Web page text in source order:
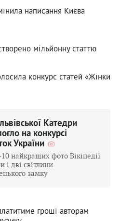
написання Києва
мільйонну статтю
конкурс статей «Жінки
Катедри
на конкурсі
України
найкращих фото Вікіпедії
і дві світлини
замку
гроші авторам